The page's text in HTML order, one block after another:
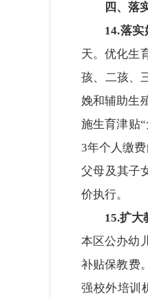
四、落
14.落实
天。优化生
孩、二孩、
娩和辅助生
施生育津贴
3年个人缴
父母及其子
价执行。
15.扩大
本区公办幼
补贴保教费
强校外培训